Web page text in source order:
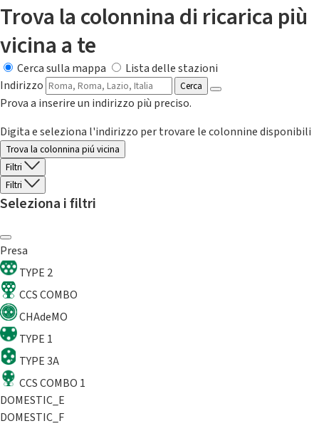
Trova la colonnina di ricarica più
vicina a te
Cerca sulla mappa
Lista delle stazioni
Indirizzo
Cerca
Prova a inserire un indirizzo più preciso.
Digita e seleziona l'indirizzo per trovare le colonnine disponibili
Trova la colonnina piú vicina
Filtri
Filtri
Seleziona i filtri
Presa
TYPE 2
CCS COMBO
CHAdeMO
TYPE 1
TYPE 3A
CCS COMBO 1
DOMESTIC_E
DOMESTIC_F